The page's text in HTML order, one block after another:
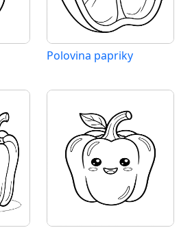
Polovina papriky